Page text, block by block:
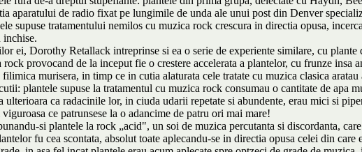
aparatului de radio fixat pe lungimile de unda ale unui post din Denver
supuse tratamentului nemilos cu muzica rock crescura in directia opusa,
inchise.
ei, Dorothy Retallack intreprinse si ea o serie de experiente similare, cu
provocand de la inceput fie o crestere accelerata a plantelor, cu frunze insa
murisera, in timp ce in cutia alaturata cele tratate cu muzica clasica
plantele supuse la tratamentul cu muzica rock consumau o cantitate de apa
ulterioara ca radacinile lor, in ciuda udarii repetate si abundente, erau mici si
ce patrunsese la o adancime de patru ori mai mare!
si plantele la rock „acid", un soi de muzica percutanta si discordanta,
fu cea scontata, absolut toate aplecandu-se in directia opusa celei din care